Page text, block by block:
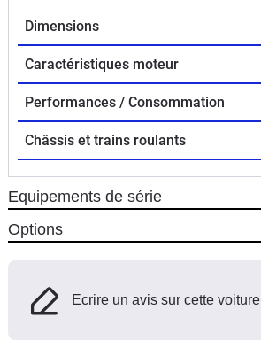
Dimensions
Caractéristiques moteur
Performances / Consommation
Châssis et trains roulants
Equipements de série
Options
Ecrire un avis sur cette voiture